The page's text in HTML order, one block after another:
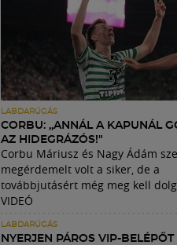
LABDARÚGÁS
CORBU: „ANNÁL A KAPUNÁL
AZ HIDEGRÁZÓS!"
Corbu Máriusz és Nagy Ádám
megérdemelt volt a siker, de a
továbbjutásért még meg kell
VIDEÓ
LABDARÚGÁS
NYERJEN PÁROS VIP-BELÉPŐT